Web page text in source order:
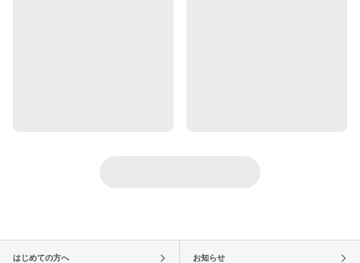
はじめての方へ お知らせ